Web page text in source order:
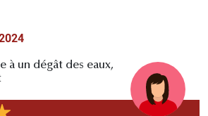
à un dégât des eaux,